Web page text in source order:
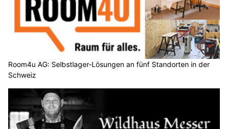
Room4u AG: Selbstlager-Lösungen an fünf Standorten in der
Schweiz